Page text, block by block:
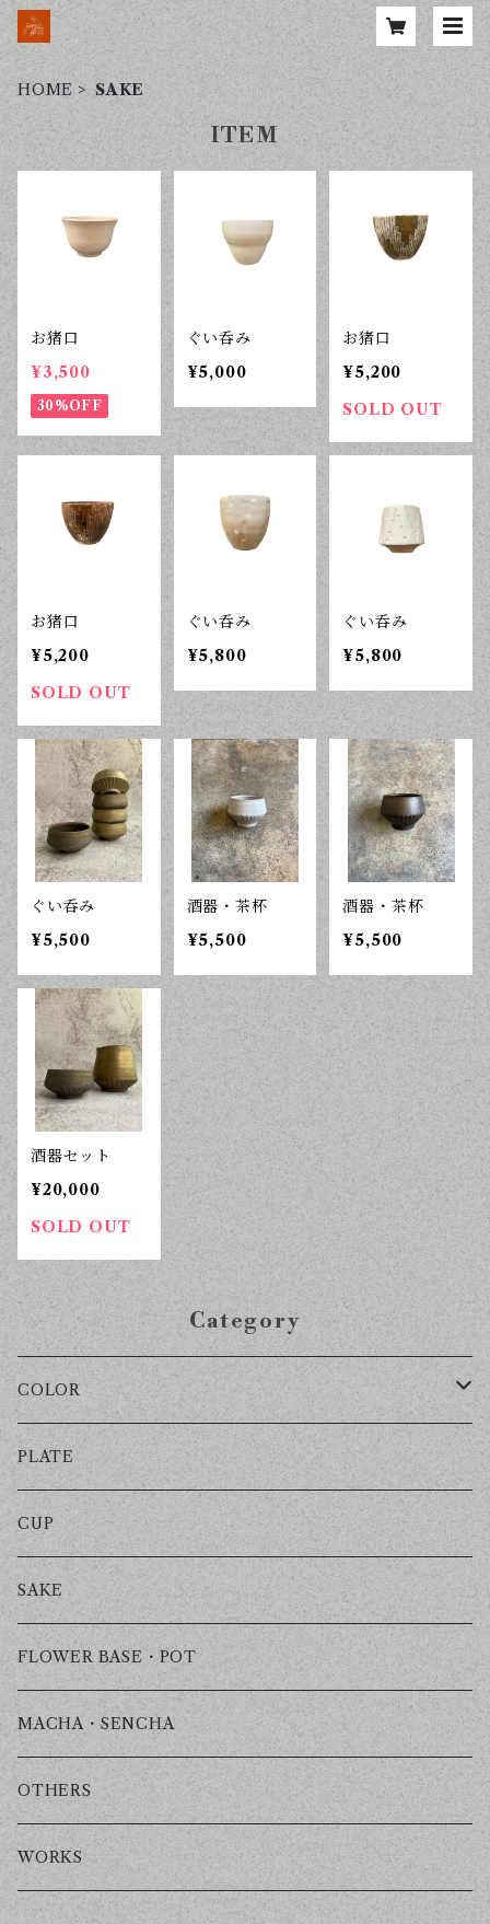
HOME SAKE
ITEM
お猪口
¥3,500
30%OFF
ぐい呑み
¥5,000
お猪口
¥5,200
SOLD OUT
お猪口
¥5,200
SOLD OUT
ぐい呑み
¥5,800
ぐい呑み
¥5,800
ぐい呑み
¥5,500
酒器・茶杯
¥5,500
酒器・茶杯
¥5,500
酒器セット
¥20,000
SOLD OUT
Category
COLOR
霞石-KASUMIISHI-
金霞-KINGASUMI-
焦霞-KOGAREGASUMI-
藍霞-AIGASUMI-
白灯-HAKUTOU-
PLATE
CUP
SAKE
FLOWER BASE・POT
MACHA・SENCHA
OTHERS
WORKS